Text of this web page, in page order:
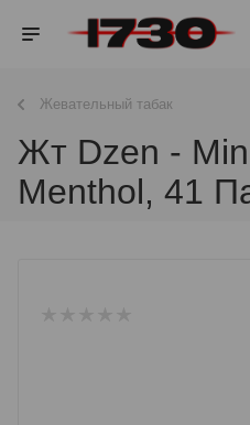
Жевательный табак
Жт Dzen -
Menthol, 41